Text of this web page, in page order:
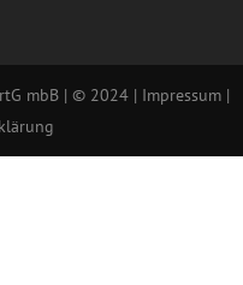
mbB | © 2024 | Impressum |